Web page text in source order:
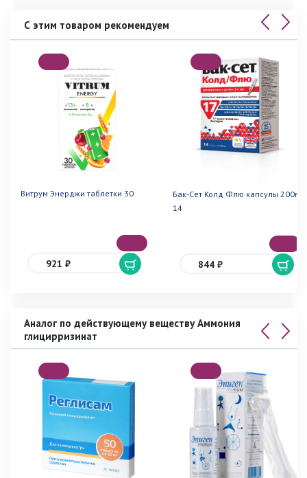
С этим товаром рекомендуем
Витрум Энерджи таблетки 30
921 ₽
Бак-Сет Колд Флю капсулы 200мг
14
844 ₽
Аналог по действующему веществу Аммония
глицирризинат